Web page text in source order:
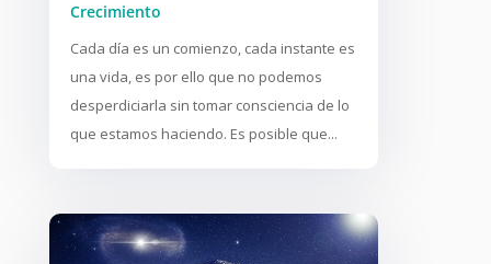
Crecimiento
Cada día es un comienzo, cada instante es
una vida, es por ello que no podemos
desperdiciarla sin tomar consciencia de lo
que estamos haciendo. Es posible que...